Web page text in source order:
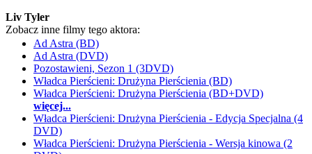
Liv Tyler
Zobacz inne filmy tego aktora:
Ad Astra (BD)
Ad Astra (DVD)
Pozostawieni, Sezon 1 (3DVD)
Władca Pierścieni: Drużyna Pierścienia (BD)
Władca Pierścieni: Drużyna Pierścienia (BD+DVD)
więcej...
Władca Pierścieni: Drużyna Pierścienia - Edycja Specjalna (4
DVD)
Władca Pierścieni: Drużyna Pierścienia - Wersja kinowa (2